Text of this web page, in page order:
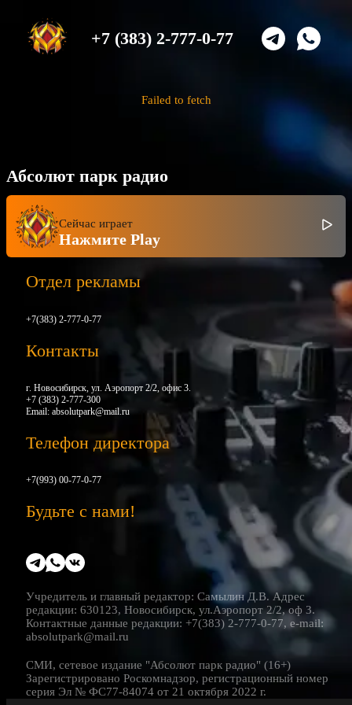
+7 (383) 2-777-0-77
Failed to fetch
Абсолют парк радио
Сейчас играет
Нажмите Play
Отдел рекламы
+7(383) 2-777-0-77
Контакты
г. Новосибирск, ул. Аэропорт 2/2, офис 3.
+7 (383) 2-777-300
Email: absolutpark@mail.ru
Телефон директора
+7(993) 00-77-0-77
Будьте с нами!
Учредитель и главный редактор: Самылин Д.В. Адрес
редакции: 630123, Новосибирск, ул.Аэропорт 2/2, оф 3.
Контактные данные редакции: +7(383) 2-777-0-77, e-mail:
absolutpark@mail.ru
СМИ, сетевое издание "Абсолют парк радио" (16+)
Зарегистрировано Роскомнадзор, регистрационный номер
серия Эл № ФС77-84074 от 21 октября 2022 г.